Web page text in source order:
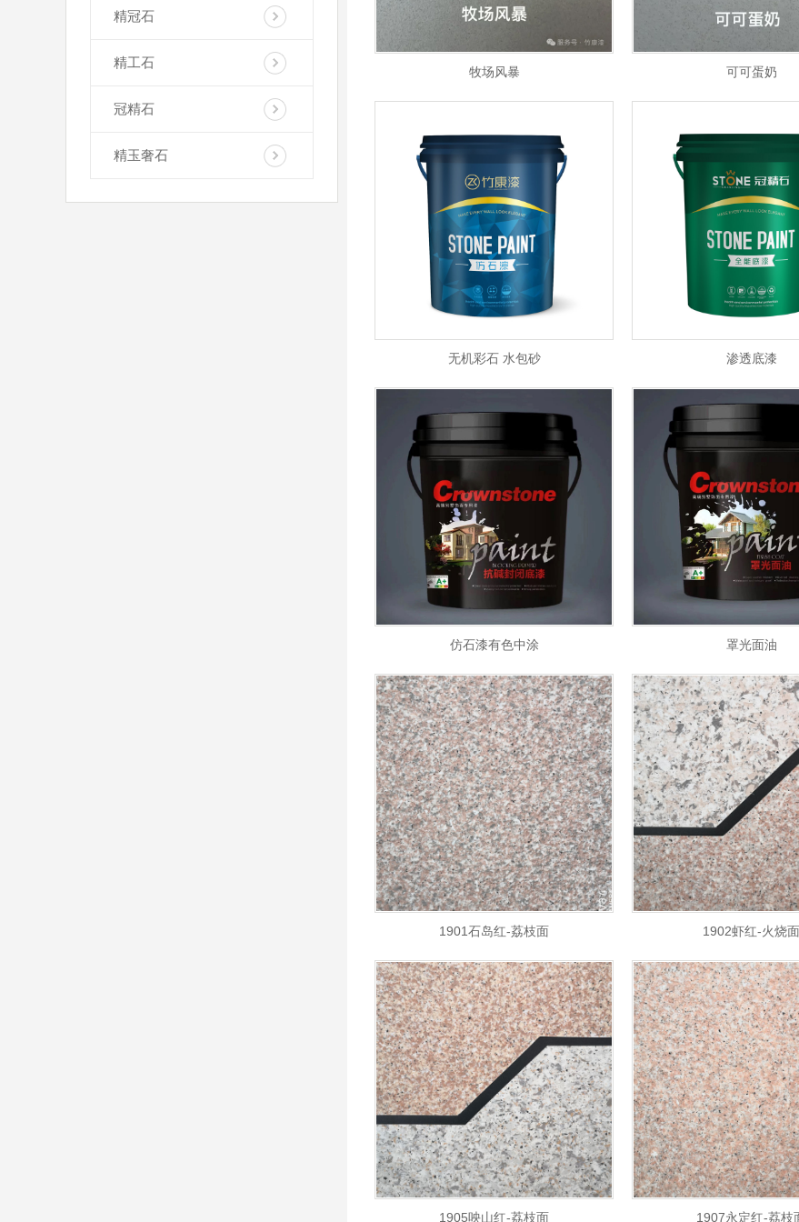
精冠石
精工石
冠精石
精玉奢石
牧场风暴 可可蛋奶
无机彩石 水包砂 渗透底漆
仿石漆有色中涂 罩光面油
1901石岛红-荔枝面 1902虾红-火烧面
1905咉山红-荔枝面 1907永定红-荔枝